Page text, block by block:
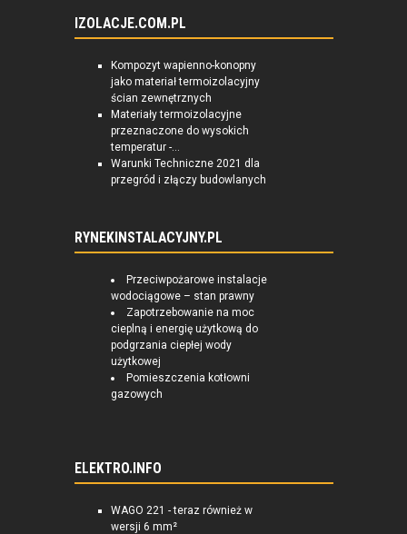
IZOLACJE.COM.PL
Kompozyt wapienno-konopny
jako materiał termoizolacyjny
ścian zewnętrznych
Materiały termoizolacyjne
przeznaczone do wysokich
temperatur -...
Warunki Techniczne 2021 dla
przegród i złączy budowlanych
RYNEKINSTALACYJNY.PL
Przeciwpożarowe instalacje
wodociągowe – stan prawny
Zapotrzebowanie na moc
cieplną i energię użytkową do
podgrzania ciepłej wody
użytkowej
Pomieszczenia kotłowni
gazowych
ELEKTRO.INFO
WAGO 221 - teraz również w
wersji 6 mm²